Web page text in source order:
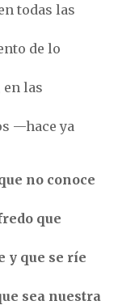
todas las
de lo
las
—hace ya
no conoce
que
y que se ríe
sea nuestra